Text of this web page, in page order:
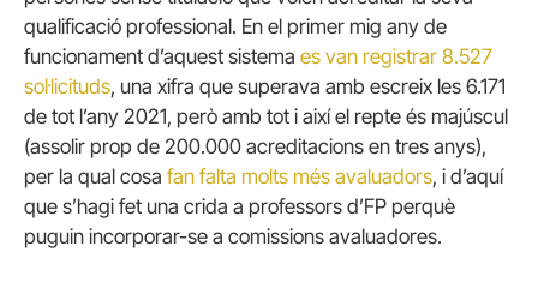
qualificació professional. En el primer mig any de
funcionament d’aquest sistema es van registrar 8.527
sol·licituds, una xifra que superava amb escreix les 6.171
de tot l’any 2021, però amb tot i així el repte és majúscul
(assolir prop de 200.000 acreditacions en tres anys),
per la qual cosa fan falta molts més avaluadors, i d’aquí
que s’hagi fet una crida a professors d’FP perquè
puguin incorporar-se a comissions avaluadores.